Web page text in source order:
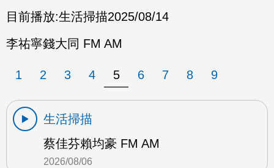
目前播放:生活掃描2025/08/14
李祐寧錢大同 FM AM
1 2 3 4 5 6 7 8 9
生活掃描
蔡佳芬賴均豪 FM AM
2026/08/06